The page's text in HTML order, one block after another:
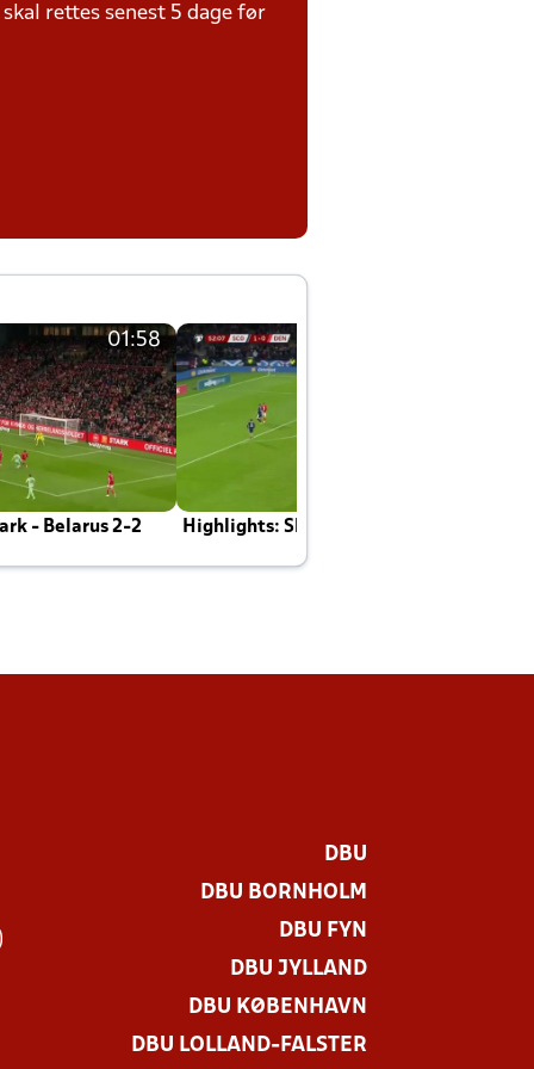
rettes senest 5 dage før
01:58
- Belarus 2-2 Highlights: Skotland - Danmark 4-2
DBU
DBU BORNHOLM
DBU FYN
DBU JYLLAND
DBU KØBENHAVN
DBU LOLLAND-FALSTER